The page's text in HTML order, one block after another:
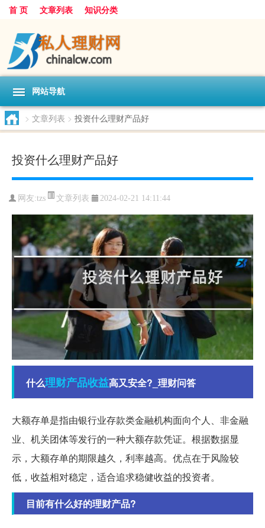
首 页 文章列表 知识分类
网站导航
> 文章列表 > 投资什么理财产品好
投资什么理财产品好
网友:tzs 文章列表 2024-02-21 14:11:44
什么理财产品收益高又安全?_理财问答
大额存单是指由银行业存款类金融机构面向个人、非金融
业、机关团体等发行的一种大额存款凭证。根据数据显
示，大额存单的期限越久，利率越高。优点在于风险较
低，收益相对稳定，适合追求稳健收益的投资者。
目前有什么好的理财产品?